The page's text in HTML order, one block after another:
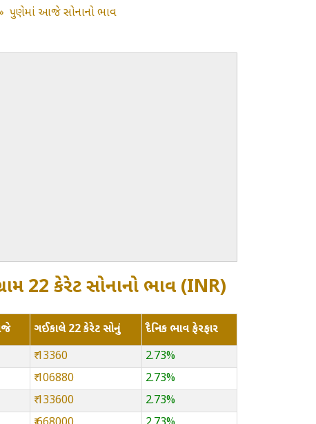
પુણેમાં આજે સોનાનો ભાવ
22 કેરેટ સોનાનો ભાવ (INR)
ગઈકાલે 22 કેરેટ સોનું
દૈનિક ભાવ ફેરફાર
₹ 13360
2.73%
₹ 106880
2.73%
₹ 133600
2.73%